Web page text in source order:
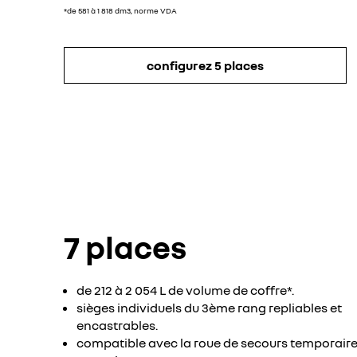
*de 581 à 1 818 dm3, norme VDA
configurez 5 places
7 places
de 212 à 2 054 L de volume de coffre*.
sièges individuels du 3ème rang repliables et
encastrables.
compatible avec la roue de secours temporaire